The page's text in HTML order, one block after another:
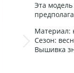
Эта
Материал:
Сезон:
Вышивка